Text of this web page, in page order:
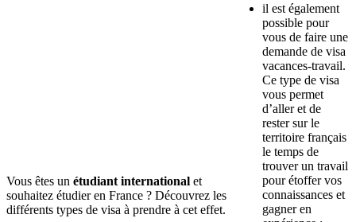
Vous êtes un étudiant international et
souhaitez étudier en France ? Découvrez les
différents types de visa à prendre à cet effet.
il est également
possible pour
vous de faire une
demande de visa
vacances-travail.
Ce type de visa
vous permet
d’aller et de
rester sur le
territoire français
le temps de
trouver un travail
pour étoffer vos
connaissances et
gagner en